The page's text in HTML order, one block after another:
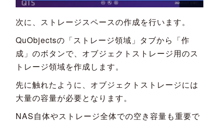
次に、ストレージスペースの作成を行います。
QuObjectsの「ストレージ領域」タブから「作
成」のボタンで、オブジェクトストレージ用のス
トレージ領域を作成します。
先に触れたように、オブジェクトストレージには
大量の容量が必要となります。
NAS自体やストレージ全体での空き容量も重要で